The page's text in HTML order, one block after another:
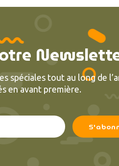
spéciales tout au long de
en avant première.